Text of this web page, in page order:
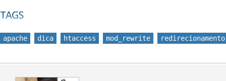
apache dica htaccess mod_rewrite redirecionamento